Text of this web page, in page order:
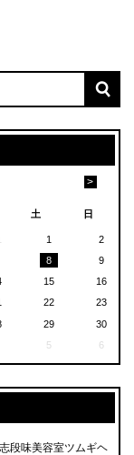
>
土 日
1
2
8
9
15
16
22
23
29
30
5 6
段味美容室ツムギヘ